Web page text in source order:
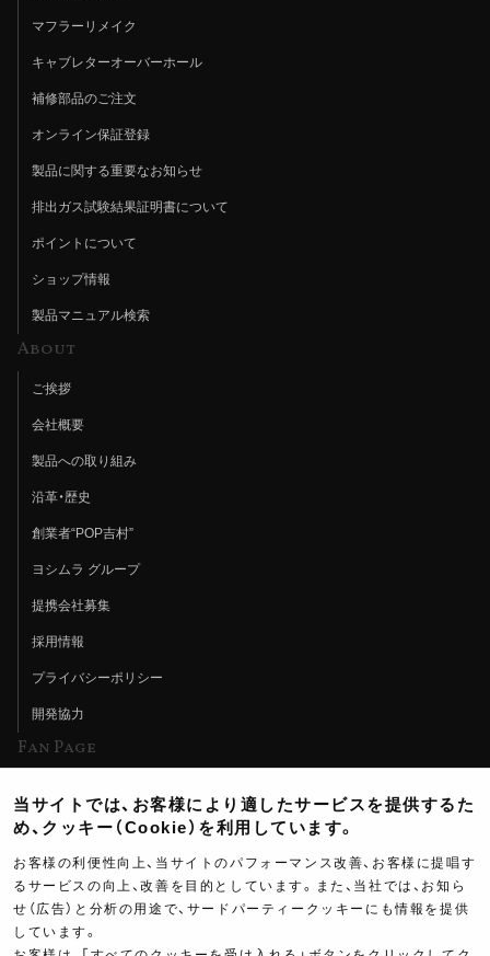
マフラーリメイク
キャブレターオーバーホール
補修部品のご注文
オンライン保証登録
製品に関する重要なお知らせ
排出ガス試験結果証明書について
ポイントについて
ショップ情報
製品マニュアル検索
About
ご挨拶
会社概要
製品への取り組み
沿革・歴史
創業者“POP吉村”
ヨシムラ グループ
提携会社募集
採用情報
プライバシーポリシー
開発協力
Fan Page
ヨシムラTV
イベント情報
イベントスケジュール
ツーリングブレイクタイム
当サイトでは、お客様により適したサービスを提供するた
め、クッキー（Cookie）を利用しています。
お客様の利便性向上、当サイトのパフォーマンス改善、お客様に提唱す
るサービスの向上、改善を目的としています。また、当社では、お知ら
せ（広告）と分析の用途で、サードパーティークッキーにも情報を提供
しています。